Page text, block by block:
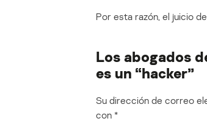
Por esta razón, el juicio
Los abogados
es un “hacker”
Su dirección de correo
con *